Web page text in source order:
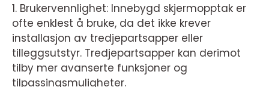
1. Brukervennlighet: Innebygd skjermopptak er
ofte enklest å bruke, da det ikke krever
installasjon av tredjepartsapper eller
tilleggsutstyr. Tredjepartsapper kan derimot
tilby mer avanserte funksjoner og
tilpassingsmuligheter.